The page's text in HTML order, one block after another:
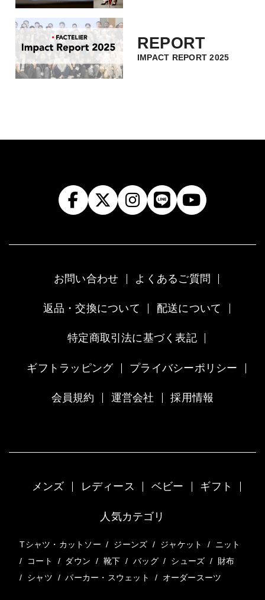
開です。すべてのサイズにおいて、きちんとパター
ン通りに上げる技術を持っているからこそ可能なの
だと考えています。良いものづくりとは、工場が健
全でしっかりとした設備を持っていることに加え
て、職人さんとの繋がりがあってこそ生まれます。
えればモノづくりの総合力があることが私たちの強
常に完成形をイメージしたモノづくり
1日にだいたい200から300枚の製品を作ります。た
だ、それぞれの工程に細分化されているため作り手
はどうしても部分、部分の作業になりがちです。だ
からこそ最終製品をイメージしたモノづくりを心が
して実際に赤ちゃんが着るイメージを持ちながら一
針入魂で作業してもらえるよう取り組んでいます。
と共に。
REPORT
IMPACT REPORT 2025
お問い合わせ よくあるご質問
返品・交換について 配送について
特定商取引法に基づく表記
ギフトラッピング プライバシーポリシー
会員規約 運営会社 採用情報
メンズ レディース ベビー ギフト
人気カテゴリ
Tシャツ・カットソー / ジーンズ / ジャケット /
ニット
/
コート / ダウン / 靴下 / バッグ / シューズ /
財布
/
シャツ / パーカー・スウェット / オーダースーツ